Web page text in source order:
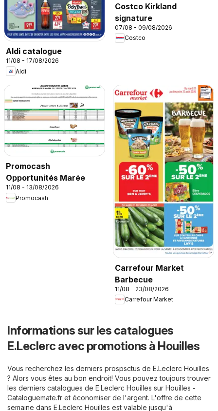
Aldi catalogue
11/08 - 17/08/2026
Aldi
Costco Kirkland
signature
07/08 - 09/08/2026
Costco
Promocash
Opportunités Marée
11/08 - 13/08/2026
Promocash
Carrefour Market
Barbecue
11/08 - 23/08/2026
Carrefour Market
Informations sur les catalogues
E.Leclerc avec promotions à Houilles
Vous recherchez les derniers prospsctus de E.Leclerc Houilles
? Alors vous êtes au bon endroit! Vous pouvez toujours trouver
les derniers catalogues de E.Leclerc Houilles sur Houilles -
Cataloguemate.fr et économiser de l'argent. L'offre de cette
semaine dans E.Leclerc Houilles est valable jusqu'à